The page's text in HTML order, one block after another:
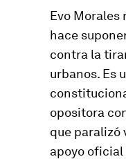
Evo Morales
hace
contra la
urbanos. Es
opositora
que paralizó
apoyo oficial